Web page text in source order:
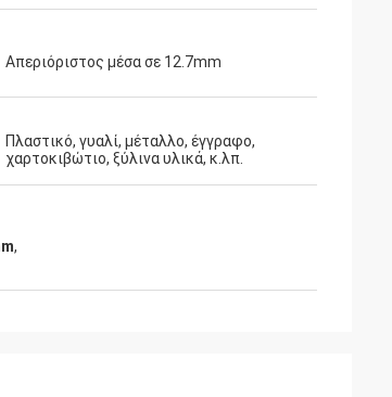
Απεριόριστος μέσα σε 12.7mm
Πλαστικό, γυαλί, μέταλλο, έγγραφο,
χαρτοκιβώτιο, ξύλινα υλικά, κ.λπ.
,